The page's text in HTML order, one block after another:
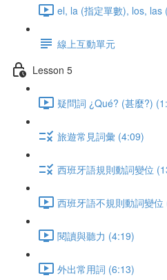
el, la (指定單數), los, las
線上互動單元
Lesson 5
疑問詞 ¿Qué? (甚麼?)
旅遊常見詞彙 (4:09)
西班牙語規則動詞變位
西班牙語不規則動詞變位
閱讀與聽力 (4:19)
外出常用詞 (6:13)